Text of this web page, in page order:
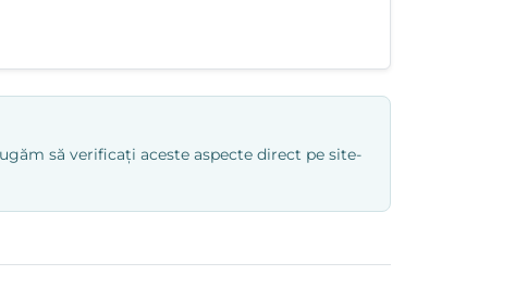
să verificați aceste aspecte direct pe site-